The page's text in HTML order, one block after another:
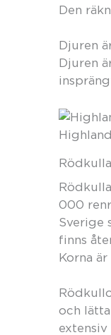
Den
Djuren
Djuren
Rödkulla
000
Sverige
finns
Korna
och